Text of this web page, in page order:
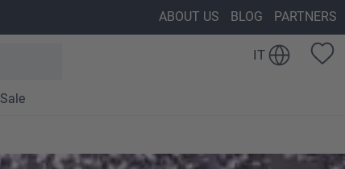
ABOUT US BLOG PARTNERS
IT
Sale